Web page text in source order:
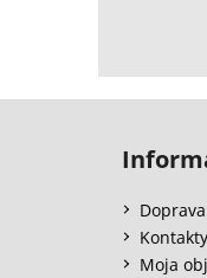
Kontakty
Moja